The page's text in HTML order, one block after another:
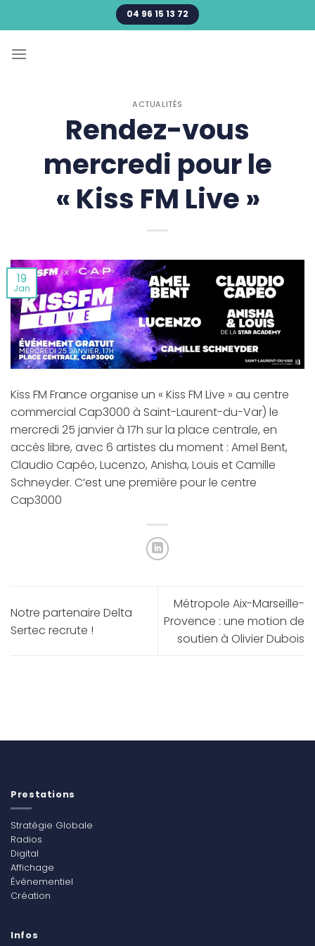
au
04 96 15 13 72
ACTUALITÉS
Rendez-vous
mercredi pour le
« Kiss FM Live »
19
Jan
Kiss FM France organise un « Kiss FM Live » au centre
commercial Cap3000 à Saint-Laurent-du-Var) le
mercredi 25 janvier à 17h sur la place centrale, en
accès libre, avec 6 artistes du moment : Amel Bent,
Claudio Capéo, Lucenzo, Anisha, Louis et Camille
Schneyder. C’est une première pour le centre
Cap3000
Notre partenaire Delta
Sertec recrute !
Métropole Aix-Marseille-
Provence : une motion de
soutien à Olivier Dubois
Prestations
Stratégie Globale
Radios
Digital
Affichage
Événementiel
Création
Infos